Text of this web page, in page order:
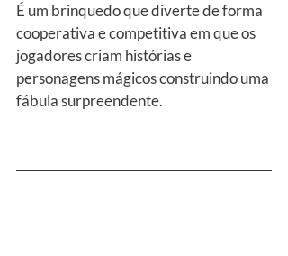
É um brinquedo que diverte de forma
cooperativa e competitiva em que os
jogadores criam histórias e
personagens mágicos construindo uma
fábula surpreendente.